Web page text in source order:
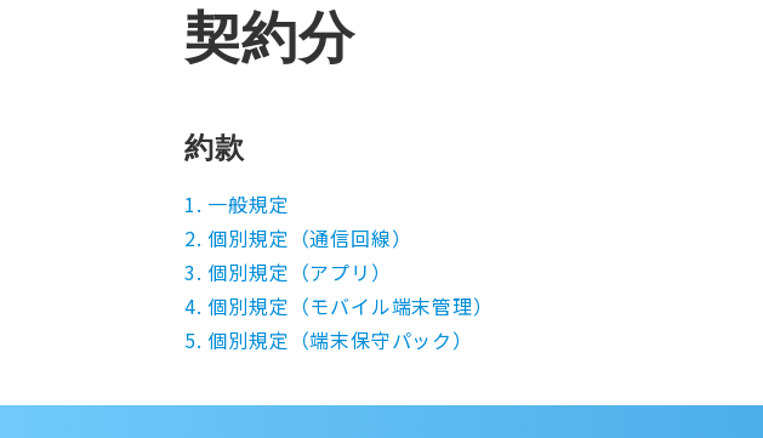
契約分
約款
1. 一般規定
2. 個別規定（通信回線）
3. 個別規定（アプリ）
4. 個別規定（モバイル端末管理）
5. 個別規定（端末保守パック）